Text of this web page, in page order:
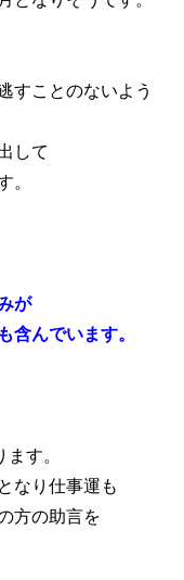
すことのないよう
して
。
が
含んでいます。
す。
なり仕事運も
方の助言を